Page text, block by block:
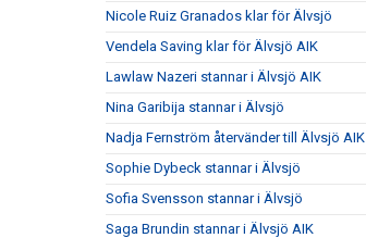
Nicole Ruiz Granados klar för Älvsjö
Vendela Saving klar för Älvsjö AIK
Lawlaw Nazeri stannar i Älvsjö AIK
Nina Garibija stannar i Älvsjö
Nadja Fernström återvänder till Älvsjö AIK
Sophie Dybeck stannar i Älvsjö
Sofia Svensson stannar i Älvsjö
Saga Brundin stannar i Älvsjö AIK